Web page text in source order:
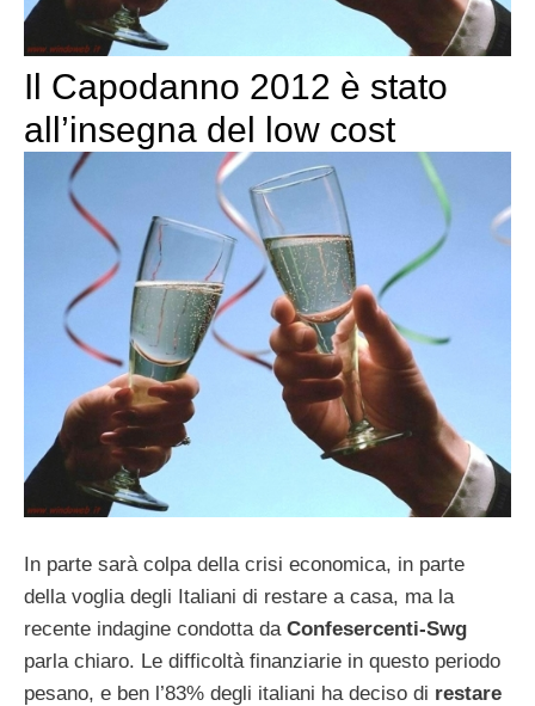
Il Capodanno 2012 è stato
all’insegna del low cost
In parte sarà colpa della crisi economica, in parte
della voglia degli Italiani di restare a casa, ma la
recente indagine condotta da Confesercenti-Swg
parla chiaro. Le difficoltà finanziarie in questo periodo
pesano, e ben l’83% degli italiani ha deciso di restare